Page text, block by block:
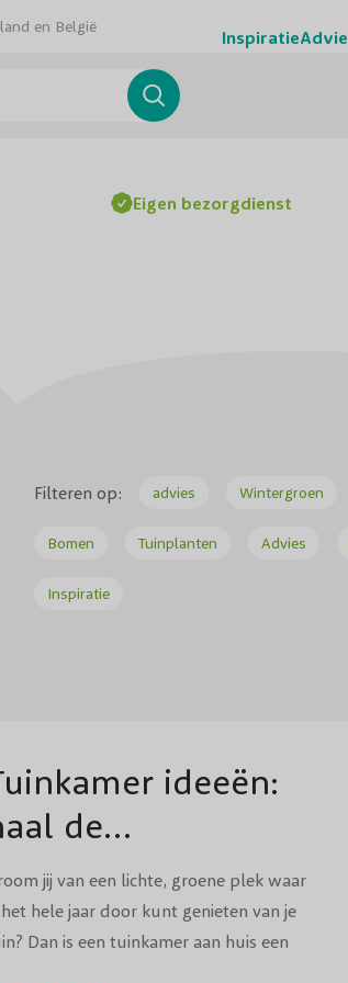
en België Inspiratie
Search
Eigen bezorgdienst
Filteren op: advies Wintergroen
Bomen Tuinplanten Advies
Inspiratie
ideeën:
de
naar je
huis
jij van een lichte, groene plek waar
hele jaar door kunt genieten van je
Dan is een tuinkamer aan huis een